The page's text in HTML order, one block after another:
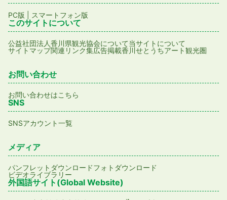
PC版 スマートフォン版
このサイトについて
公益社団法人香川県観光協会について当サイトについて
サイトマップ関連リンク集広告掲載香川せとうちアート観光圏
お問い合わせ
お問い合わせはこちら
SNS
SNSアカウント一覧
メディア
パンフレットダウンロードフォトダウンロード
ビデオライブラリー
外国語サイト(Global Website)